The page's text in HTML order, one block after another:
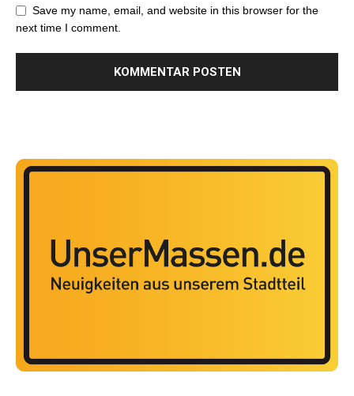
Save my name, email, and website in this browser for the
next time I comment.